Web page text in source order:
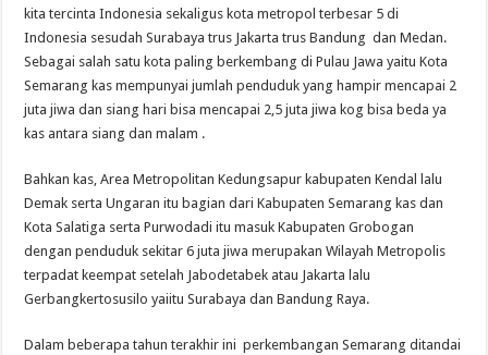
kita tercinta Indonesia sekaligus kota metropol terbesar 5 di
Indonesia sesudah Surabaya trus Jakarta trus Bandung dan Medan.
Sebagai salah satu kota paling berkembang di Pulau Jawa yaitu Kota
Semarang kas mempunyai jumlah penduduk yang hampir mencapai 2
juta jiwa dan siang hari bisa mencapai 2,5 juta jiwa kog bisa beda ya
kas antara siang dan malam .
Bahkan kas, Area Metropolitan Kedungsapur kabupaten Kendal lalu
Demak serta Ungaran itu bagian dari Kabupaten Semarang kas dan
Kota Salatiga serta Purwodadi itu masuk Kabupaten Grobogan
dengan penduduk sekitar 6 juta jiwa merupakan Wilayah Metropolis
terpadat keempat setelah Jabodetabek atau Jakarta lalu
Gerbangkertosusilo yaiitu Surabaya dan Bandung Raya.
Dalam beberapa tahun terakhir ini perkembangan Semarang ditandai